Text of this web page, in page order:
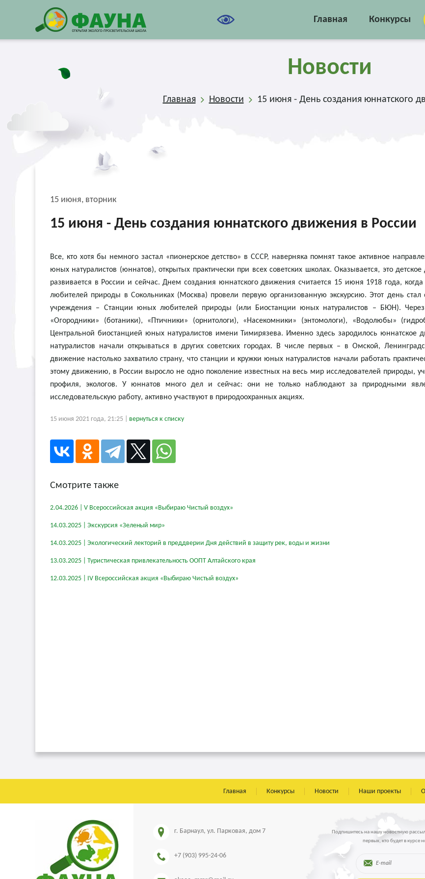
Главная Конкурсы
Новости
Главная Новости 15 июня - День создания юннатского
15 июня, вторник
15 июня - День создания юннатского движения в России
Все, кто хотя бы немного застал «пионерское детство» в СССР, наверняка помнят такое активное
юных натуралистов (юннатов), открытых практически при всех советских школах. Оказывается, это
развивается в России и сейчас. Днем создания юннатского движения считается 15 июня 1918 года,
любителей природы в Сокольниках (Москва) провели первую организованную экскурсию. Этот день
учреждения – Станции юных любителей природы (или Биостанции юных натуралистов – БЮН).
«Огородники» (ботаники), «Птичники» (орнитологи), «Насекомники» (энтомологи), «Водолюбы»
Центральной биостанцией юных натуралистов имени Тимирязева. Именно здесь зародилось юннатское
натуралистов начали открываться в других советских городах. В числе первых – в Омской,
движение настолько захватило страну, что станции и кружки юных натуралистов начали работать
этому движению, в России выросло не одно поколение известных на весь мир исследователей природы,
профиля, экологов. У юннатов много дел и сейчас: они не только наблюдают за природными
исследовательскую работу, активно участвуют в природоохранных акциях.
15 июня 2021 года, 21:25 | вернуться к списку
Смотрите также
2.04.2026 | V Всероссийская акция «Выбираю Чистый воздух»
14.03.2025 | Экскурсия «Зеленый мир»
14.03.2025 | Экологический лекторий в преддверии Дня действий в защиту рек, воды и жизни
13.03.2025 | Туристическая привлекательность ООПТ Алтайского края
12.03.2025 | IV Всероссийская акция «Выбираю Чистый воздух»
Главная Конкурсы Новости Наши проекты
г. Барнаул, ул. Парковая, дом 7
+7 (903) 995-24-06
Подпишитесь на нашу новостную
первых, кто будет в курсе